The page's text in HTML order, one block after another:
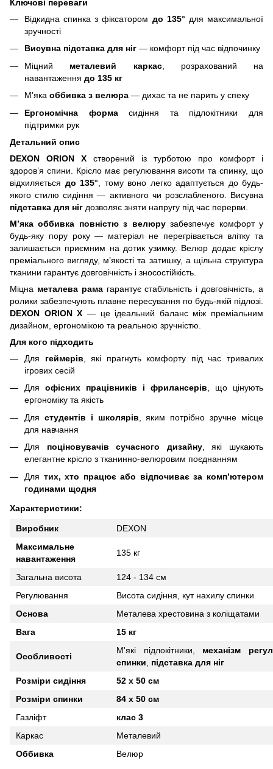
Ключові переваги
Відкидна спинка з фіксатором до 135° для максимальної
зручності
Висувна підставка для ніг — комфорт під час відпочинку
Міцний металевий каркас, розрахований на
навантаження до 135 кг
М’яка оббивка з велюра — дихає та не парить у спеку
Ергономічна формасидіння та підлокітники для
підтримки рук
Детальний опис
DEXON ORION X створений із турботою про комфорт і
здоров’я спини. Крісло має регулювання висоти та спинку, що
відхиляється до 135° , тому воно легко адаптується до будь-
якого стилю сидіння — активного чи розслабленого. Висувна
підставка для ніг дозволяє зняти напругу під час перерви.
М’яка оббивка повністю з велюрузабезпечує комфорт у
будь-яку пору року — матеріал не перегрівається влітку та
залишається приємним на дотик узимку. Велюр додає кріслу
преміального вигляду, м’якості та затишку, а щільна структура
тканини гарантує довговічність і зносостійкість.
Міцна металева рамагарантує стабільність і довговічність, а
ролики забезпечують плавне пересування по будь-якій підлозі.
DEXON ORION X — це ідеальний баланс між преміальним
дизайном, ергономікою та реальною зручністю.
Для кого підходить
Для геймерів , які прагнуть комфорту під час тривалих
ігрових сесій
Для офісних працівників і фрилансерів, що цінують
ергономіку та якість
Для студентів і школярів , яким потрібно зручне місце
для навчання
Для поціновувачів сучасного дизайну, які шукають
елегантне крісло з тканинно-велюровим поєднанням
Для тих, хто працює або відпочиває за комп’ютером
годинами щодня
Характеристики:
Виробник
DEXON
Максимальне
навантаження
135 кг
Загальна висота
124 - 134 см
Регулювання
Висота сидіння, кут нахилу спинки
Основа
Металева хрестовина з коліщатами
Вага
15 кг
Особливості
М'які підлокітники, механізм
спинки
підставка для ніг
Розміри сидіння
52 х 50 см
Розміри спинки
84 х 50 см
Газліфт
клас 3
Каркас
Металевий
Оббивка
Велюр